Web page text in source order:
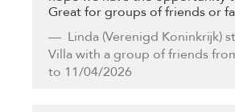
Great for groups of friends or
Linda (Verenigd Koninkrijk)
Villa with a group of friends
to 11/04/2026